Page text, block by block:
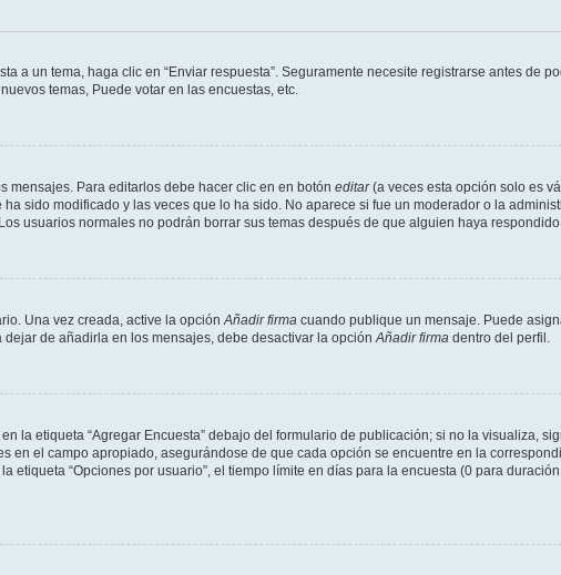
a un tema, haga clic en “Enviar respuesta”. Seguramente necesite registrarse antes de
temas, Puede votar en las encuestas, etc.
mensajes. Para editarlos debe hacer clic en en botón editar(a veces esta opción solo es
sido modificado y las veces que lo ha sido. No aparece si fue un moderador o la
usuarios normales no podrán borrar sus temas después de que alguien haya respondido
Una vez creada, active la opción Añadir firma cuando publique un mensaje. Puede
de añadirla en los mensajes, debe desactivar la opción Añadir firma dentro del perfil.
la etiqueta “Agregar Encuesta” debajo del formulario de publicación; si no la visualiza,
en el campo apropiado, asegurándose de que cada opción se encuentre en la
“Opciones por usuario”, el tiempo límite en días para la encuesta (0 para